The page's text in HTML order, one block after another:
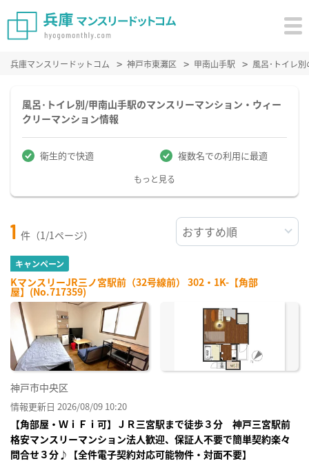
兵庫マンスリードットコム 神戸市東灘区 甲南山手駅 風呂･トイレ
風呂･トイレ別/甲南山手駅のマンスリーマンション・ウィー
クリーマンション情報
衛生的で快適 複数名での利用に最適
もっと見る
1 件（1/1ページ）
キャンペーン
KマンスリーJR三ノ宮駅前（32号線前） 302・1K-【角部
屋】(No.717359)
神戸市中央区
情報更新日 2026/08/09 10:20
【角部屋・ＷｉＦｉ可】ＪＲ三宮駅まで徒歩３分 神戸三宮駅前
格安マンスリーマンション法人歓迎、保証人不要で簡単契約楽々
問合せ３分♪【全件電子契約対応可能物件・対面不要】